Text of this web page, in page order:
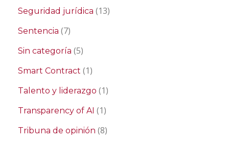
Seguridad jurídica (13)
Sentencia (7)
Sin categoría (5)
Smart Contract (1)
Talento y liderazgo (1)
Transparency of AI (1)
Tribuna de opinión (8)